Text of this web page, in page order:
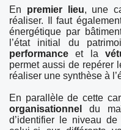
En premier lieu, une
réaliser. Il faut
énergétique par
l’état initial du
performance et la
permet aussi de repérer
réaliser une synthèse à
En parallèle de cette
organisationnel
du
d’identifier le niveau